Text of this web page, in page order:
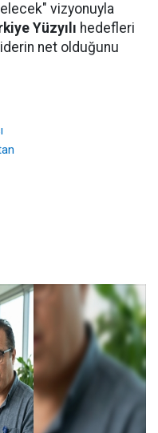
vizyonuyla
Yüzyılı hedefleri
net olduğunu